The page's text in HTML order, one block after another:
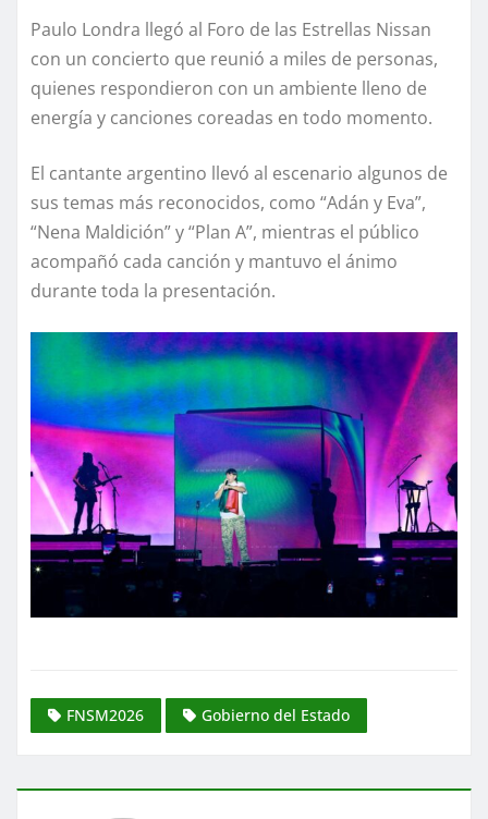
Paulo Londra llegó al Foro de las Estrellas Nissan
con un concierto que reunió a miles de personas,
quienes respondieron con un ambiente lleno de
energía y canciones coreadas en todo momento.
El cantante argentino llevó al escenario algunos de
sus temas más reconocidos, como “Adán y Eva”,
“Nena Maldición” y “Plan A”, mientras el público
acompañó cada canción y mantuvo el ánimo
durante toda la presentación.
FNSM2026 Gobierno del Estado